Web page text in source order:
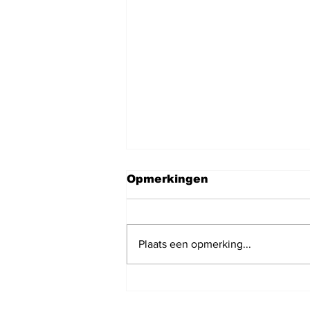
Opmerkingen
Plaats een opmerking...